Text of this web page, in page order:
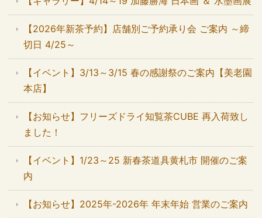
【2026年新茶予約】店舗別ご予約承り会 ご案内 ～締
切日 4/25～
【イベント】3/13～3/15 春の感謝祭のご案内【美老園
本店】
【お知らせ】フリーズドライ知覧茶CUBE 再入荷致し
ました！
【イベント】1/23～25 新春茶道具黄札市 開催のご案
内
【お知らせ】2025年-2026年 年末年始 営業のご案内